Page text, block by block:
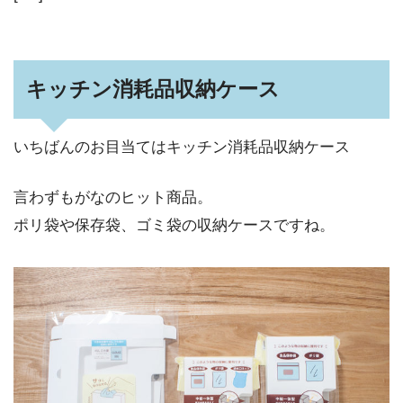
キッチン消耗品収納ケース
いちばんのお目当てはキッチン消耗品収納ケース
言わずもがなのヒット商品。
ポリ袋や保存袋、ゴミ袋の収納ケースですね。